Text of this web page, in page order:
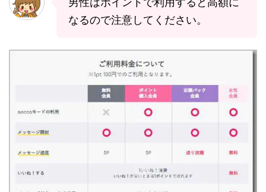
なるので注意してください。